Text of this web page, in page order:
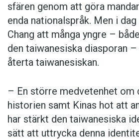
sfären genom att göra
enda nationalspråk. Men i
Chang att många yngre –
den taiwanesiska diasporan
återta taiwanesiskan.
– En större medvetenhet om
historien samt Kinas hot att
har stärkt den taiwanesiska
sätt att uttrycka denna